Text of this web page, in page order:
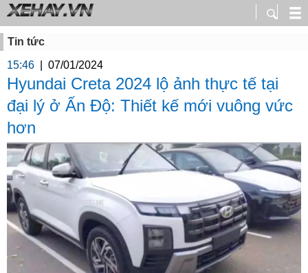
Tin tức
15:46
07/01/2024
Hyundai Creta 2024 lộ ảnh thực tế tại
đại lý ở Ấn Độ: Thiết kế mới vuông vức
hơn